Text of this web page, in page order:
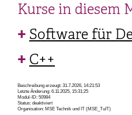
Kurse in diesem
Software für
C++
Beschreibung erzeugt: 31.7.2026, 14:21:53
Letzte Änderung: 6.11.2025, 15:31:25
Modul-ID: 50984
Status: deaktiviert
Organisation: MSE Technik und IT (MSE_TuIT)